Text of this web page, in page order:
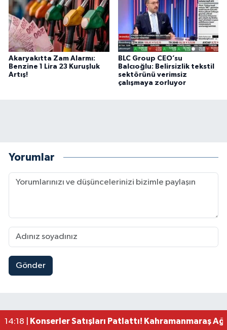
Akaryakıtta Zam Alarmı:
Benzine 1 Lira 23 Kuruşluk
Artış!
BLC Group CEO’su
Balcıoğlu: Belirsizlik tekstil
sektörünü verimsiz
çalışmaya zorluyor
Yorumlar
Gönder
15:15 |Kahramanmaraş'ta Zehir Tacirlerine Eş Zamanlı
14:18 |
Konserler Satışları Patlattı! Kahramanmaraş